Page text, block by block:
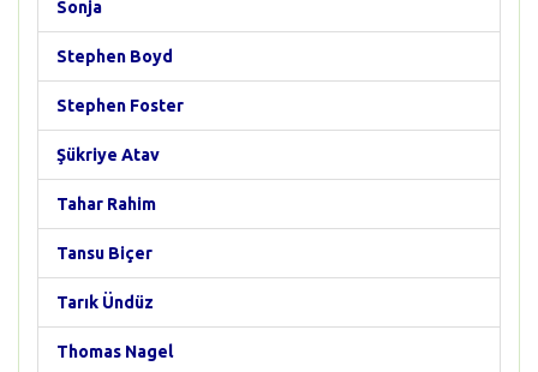
Sonja
Stephen Boyd
Stephen Foster
Şükriye Atav
Tahar Rahim
Tansu Biçer
Tarık Ündüz
Thomas Nagel